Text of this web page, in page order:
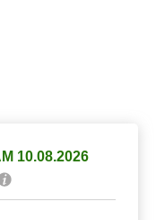
10.08.2026